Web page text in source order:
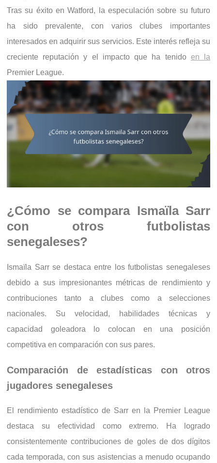
Tras su éxito en Watford, la especulación sobre su futuro
ha sido prevalente, con varios clubes importantes
interesados en adquirir sus servicios. Este interés refleja su
creciente reputación y el impacto que ha tenido en la
Premier League.
¿Cómo se compara Ismaïla Sarr
con otros futbolistas
senegaleses?
Ismaïla Sarr se destaca entre los futbolistas senegaleses
debido a sus impresionantes métricas de rendimiento y
contribuciones tanto a clubes como a selecciones
nacionales. Su velocidad, habilidades técnicas y
capacidad goleadora lo colocan en una posición
competitiva en comparación con sus pares.
Comparación de estadísticas con otros
jugadores senegaleses
El rendimiento estadístico de Sarr en la Premier League
destaca su efectividad como extremo. Ha logrado
consistentemente contribuciones de goles de dos dígitos
cada temporada, con sus asistencias a menudo ocupando